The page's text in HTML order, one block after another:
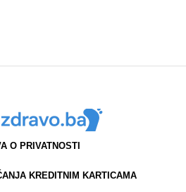
O PRIVATNOSTI
KREDITNIM KARTICAMA